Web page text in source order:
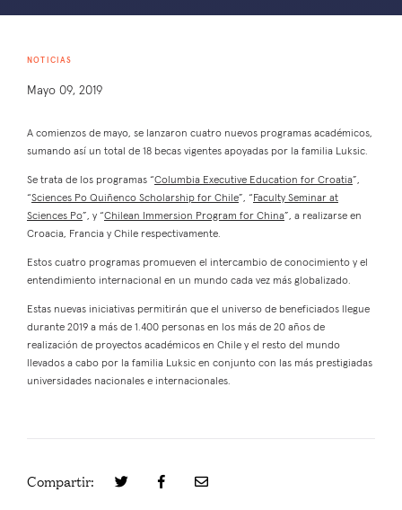
NOTICIAS
Mayo 09, 2019
A comienzos de mayo, se lanzaron cuatro nuevos programas académicos,
sumando así un total de 18 becas vigentes apoyadas por la familia Luksic.
Se trata de los programas “Columbia Executive Education for Croatia”,
“Sciences Po Quiñenco Scholarship for Chile”, “ Faculty Seminar at
Sciences Po”, y “Chilean Immersion Program for China”, a realizarse en
Croacia, Francia y Chile respectivamente.
Estos cuatro programas promueven el intercambio de conocimiento y el
entendimiento internacional en un mundo cada vez más globalizado.
Estas nuevas iniciativas permitirán que el universo de beneficiados llegue
durante 2019 a más de 1.400 personas en los más de 20 años de
realización de proyectos académicos en Chile y el resto del mundo
llevados a cabo por la familia Luksic en conjunto con las más prestigiadas
universidades nacionales e internacionales.
Compartir: